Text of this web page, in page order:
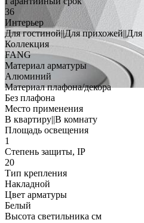
36
Интерьер
Для гостиной||Для прихожей||Для
Коллекция
FANG
Материал арматуры
Алюминий
Материал плафона/декора
Без плафона
Место применения
В квартиру||В комнату
Площадь освещения
1
Степень защиты, IP
20
Тип крепления
Накладной
Цвет арматуры
Белый
Высота светильника см